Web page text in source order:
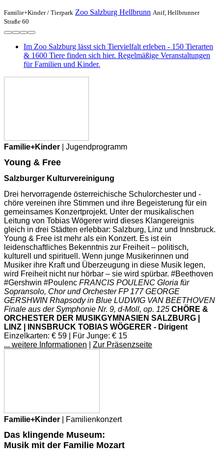
Familie+Kinder / Tierpark Zoo Salzburg Hellbrunn Anif, Hellbrunner
Straße 60
Im Zoo Salzburg lässt sich Tiervielfalt erleben - 150 Tierarten
& 1600 Tiere finden sich hier. Regelmäßige Veranstaltungen
für Familien und Kinder.
Familie+Kinder | Jugendprogramm
Young & Free
Salzburger Kulturvereinigung
Drei hervorragende österreichische Schulorchester und -
chöre vereinen ihre Stimmen und ihre Begeisterung für ein
gemeinsames Konzertprojekt. Unter der musikalischen
Leitung von Tobias Wögerer wird dieses Klangereignis
gleich in drei Städten erlebbar: Salzburg, Linz und Innsbruck.
Young & Free ist mehr als ein Konzert. Es ist ein
leidenschaftliches Bekenntnis zur Freiheit – politisch,
kulturell und spirituell. Wenn junge Musikerinnen und
Musiker ihre Kraft und Überzeugung in diese Musik legen,
wird Freiheit nicht nur hörbar – sie wird spürbar. #Beethoven
#Gershwin #Poulenc FRANCIS POULENC Gloria für
Sopransolo, Chor und Orchester FP 177 GEORGE
GERSHWIN Rhapsody in Blue LUDWIG VAN BEETHOVEN
Finale aus der Symphonie Nr. 9, d-Moll, op. 125 CHÖRE &
ORCHESTER DER MUSIKGYMNASIEN SALZBURG |
LINZ | INNSBRUCK TOBIAS WÖGERER - Dirigent
Einzelkarten: € 59 | Für Junge: € 15
... weitere Informationen
Zur Präsenzseite
Familie+Kinder | Familienkonzert
Das klingende Museum:
Musik mit der Familie Mozart